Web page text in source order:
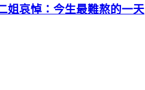
姐哀悼：今生最難熬的一天